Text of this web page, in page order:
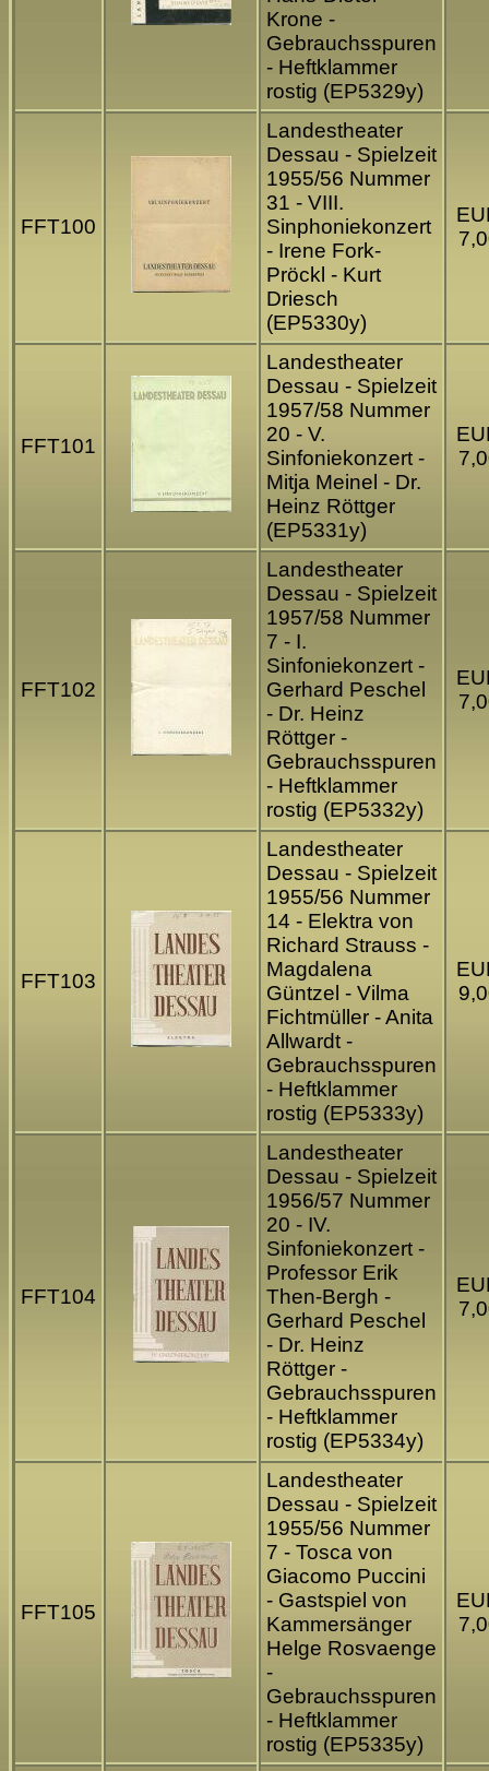
Krone -
Gebrauchsspuren
- Heftklammer
rostig (EP5329y)
FFT100
Landestheater
Dessau - Spielzeit
1955/56 Nummer
31 - VIII.
Sinphoniekonzert
- Irene Fork-
Pröckl - Kurt
Driesch
(EP5330y)
FFT101
Landestheater
Dessau - Spielzeit
1957/58 Nummer
20 - V.
Sinfoniekonzert -
Mitja Meinel - Dr.
Heinz Röttger
(EP5331y)
FFT102
Landestheater
Dessau - Spielzeit
1957/58 Nummer
7 - I.
Sinfoniekonzert -
Gerhard Peschel
- Dr. Heinz
Röttger -
Gebrauchsspuren
- Heftklammer
rostig (EP5332y)
FFT103
Landestheater
Dessau - Spielzeit
1955/56 Nummer
14 - Elektra von
Richard Strauss -
Magdalena
Güntzel - Vilma
Fichtmüller - Anita
Allwardt -
Gebrauchsspuren
- Heftklammer
rostig (EP5333y)
FFT104
Landestheater
Dessau - Spielzeit
1956/57 Nummer
20 - IV.
Sinfoniekonzert -
Professor Erik
Then-Bergh -
Gerhard Peschel
- Dr. Heinz
Röttger -
Gebrauchsspuren
- Heftklammer
rostig (EP5334y)
FFT105
Landestheater
Dessau - Spielzeit
1955/56 Nummer
7 - Tosca von
Giacomo Puccini
- Gastspiel von
Kammersänger
Helge Rosvaenge
-
Gebrauchsspuren
- Heftklammer
rostig (EP5335y)